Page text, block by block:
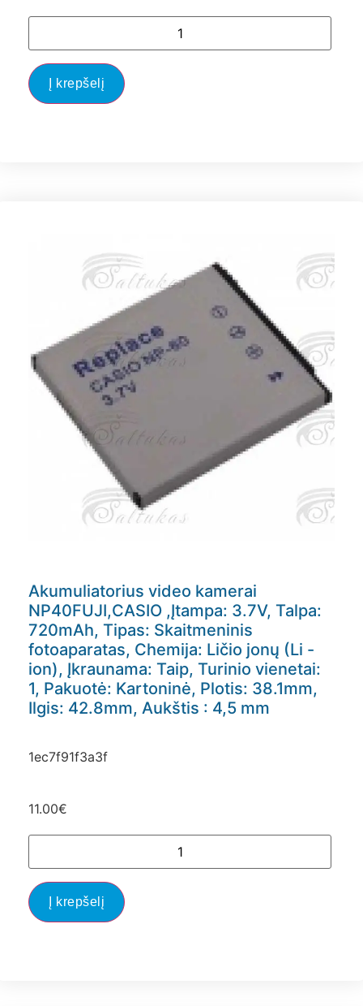
Į krepšelį
Akumuliatorius video kamerai
NP40FUJI,CASIO ,Įtampa: 3.7V, Talpa:
720mAh, Tipas: Skaitmeninis
fotoaparatas, Chemija: Ličio jonų (Li -
ion), Įkraunama: Taip, Turinio vienetai:
1, Pakuotė: Kartoninė, Plotis: 38.1mm,
Ilgis: 42.8mm, Aukštis : 4,5 mm
1ec7f91f3a3f
11.00€
Į krepšelį